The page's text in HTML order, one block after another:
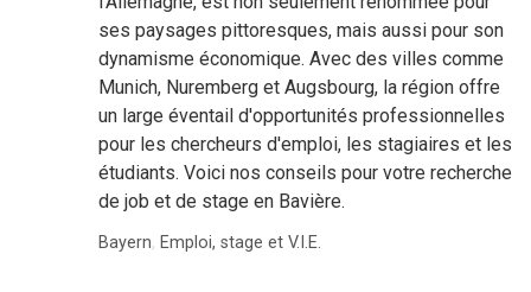
ses paysages pittoresques, mais aussi pour son
dynamisme économique. Avec des villes comme
Munich, Nuremberg et Augsbourg, la région offre
un large éventail d'opportunités professionnelles
pour les chercheurs d'emploi, les stagiaires et les
étudiants. Voici nos conseils pour votre recherche
de job et de stage en Bavière.
Bayern,Emploi, stage et V.I.E.